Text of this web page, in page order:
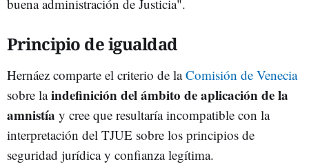
buena administración de Justicia".
Principio de igualdad
Hernáez comparte el criterio de laComisión de Venecia
sobre laindefinición del ámbito de aplicación de la
amnistía y cree que resultaría incompatible con la
interpretación del TJUE sobre los principios de
seguridad jurídica y confianza legítima.